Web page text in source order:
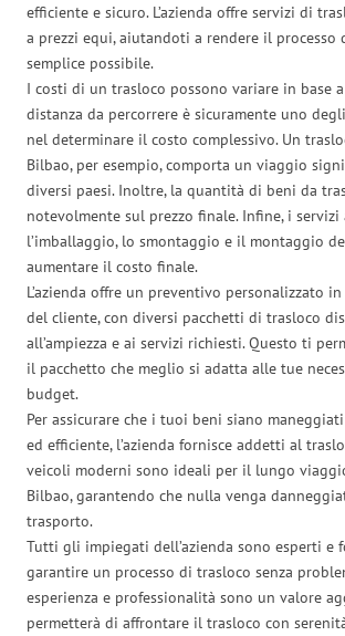
efficiente e sicuro. L’azienda offre servizi di
a prezzi equi, aiutandoti a rendere il
semplice possibile.
I costi di un trasloco possono variare in base
distanza da percorrere è sicuramente uno
nel determinare il costo complessivo. Un
Bilbao, per esempio, comporta un viaggio
diversi paesi. Inoltre, la quantità di beni da
notevolmente sul prezzo finale. Infine, i
l’imballaggio, lo smontaggio e il montaggio
aumentare il costo finale.
L’azienda offre un preventivo personalizzato
del cliente, con diversi pacchetti di trasloco
all’ampiezza e ai servizi richiesti. Questo ti
il pacchetto che meglio si adatta alle tue
budget.
Per assicurare che i tuoi beni siano
ed efficiente, l’azienda fornisce addetti al
veicoli moderni sono ideali per il lungo
Bilbao, garantendo che nulla venga
trasporto.
Tutti gli impiegati dell’azienda sono esperti e
garantire un processo di trasloco senza
esperienza e professionalità sono un valore
permetterà di affrontare il trasloco con